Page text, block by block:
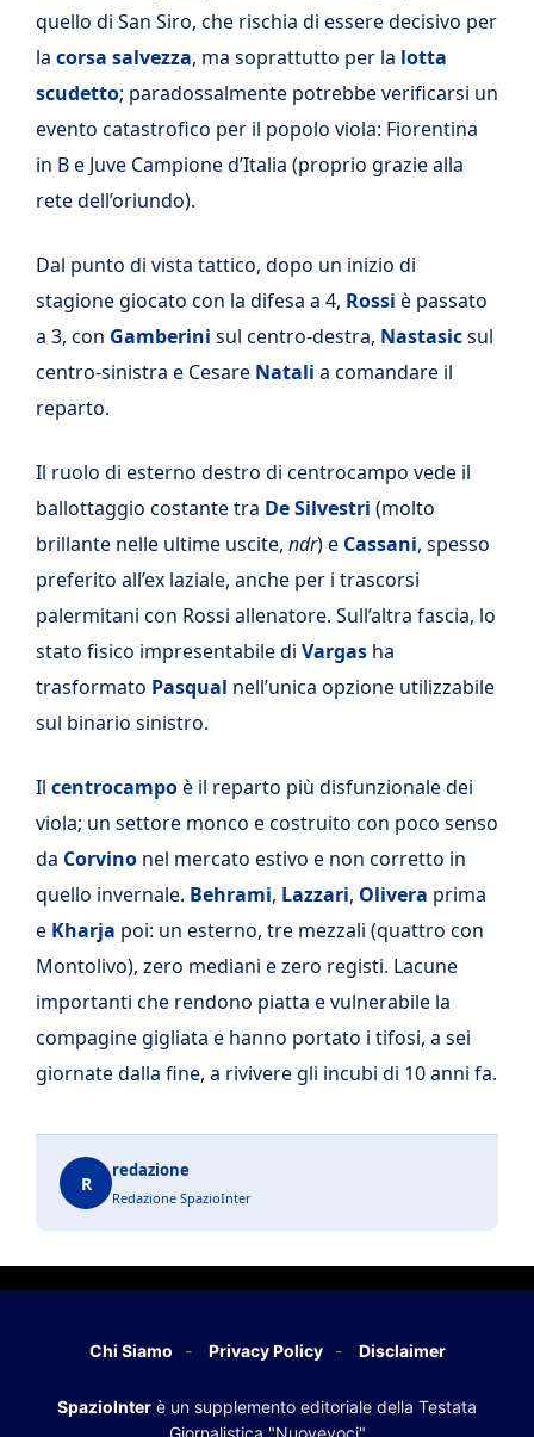
quello di San Siro, che rischia di essere decisivo per
la corsa salvezza, ma soprattutto per la lotta
scudetto; paradossalmente potrebbe verificarsi un
evento catastrofico per il popolo viola: Fiorentina
in B e Juve Campione d’Italia (proprio grazie alla
rete dell’oriundo).
Dal punto di vista tattico, dopo un inizio di
stagione giocato con la difesa a 4, Rossi è passato
a 3, con Gamberini sul centro-destra, Nastasicsul
centro-sinistra e Cesare Natali a comandare il
reparto.
Il ruolo di esterno destro di centrocampo vede il
ballottaggio costante tra De Silvestri (molto
brillante nelle ultime uscite, ndr) e Cassani, spesso
preferito all’ex laziale, anche per i trascorsi
palermitani con Rossi allenatore. Sull’altra fascia, lo
stato fisico impresentabile di Vargas ha
trasformato Pasqual nell’unica opzione utilizzabile
sul binario sinistro.
Il centrocampoè il reparto più disfunzionale dei
viola; un settore monco e costruito con poco senso
da Corvino nel mercato estivo e non corretto in
quello invernale. Behrami, Lazzari, Olivera prima
e Kharja poi: un esterno, tre mezzali (quattro con
Montolivo), zero mediani e zero registi. Lacune
importanti che rendono piatta e vulnerabile la
compagine gigliata e hanno portato i tifosi, a sei
giornate dalla fine, a rivivere gli incubi di 10 anni fa.
R
redazione
Redazione SpazioInter
Chi Siamo Privacy Policy Disclaimer
SpazioInter è un supplemento editoriale della Testata
Giornalistica "Nuovevoci"